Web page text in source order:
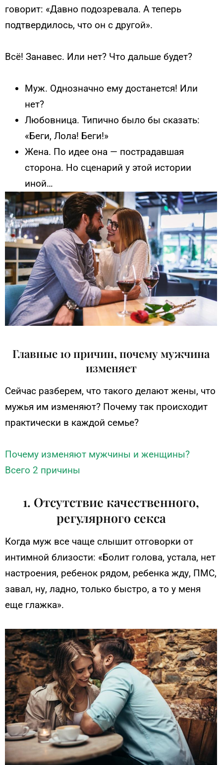
говорит: «Давно подозревала. А теперь
подтвердилось, что он с другой».
Всё! Занавес. Или нет? Что дальше будет?
Муж. Однозначно ему достанется! Или
нет?
Любовница. Типично было бы сказать:
«Беги, Лола! Беги!»
Жена. По идее она — пострадавшая
сторона. Но сценарий у этой истории
иной…
Главные 10 причин, почему мужчина
изменяет
Сейчас разберем, что такого делают жены, что
мужья им изменяют? Почему так происходит
практически в каждой семье?
Почему изменяют мужчины и женщины?
Всего 2 причины
1. Отсутствие качественного,
регулярного секса
Когда муж все чаще слышит отговорки от
интимной близости: «Болит голова, устала, нет
настроения, ребенок рядом, ребенка жду, ПМС,
завал, ну, ладно, только быстро, а то у меня
еще глажка».